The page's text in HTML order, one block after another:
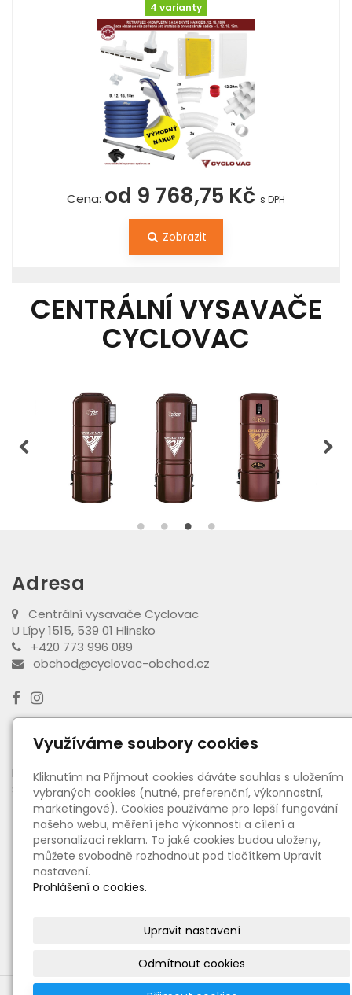
4 varianty
Cena: od 9 768,75 Kč s DPH
Zobrazit
CENTRÁLNÍ VYSAVAČE
CYCLOVAC
Adresa
Centrální vysavače Cyclovac
U Lípy 1515, 539 01 Hlinsko
+420 773 996 089
obchod@cyclovac-obchod.cz
Otevírací doba výdejny
PO - PÁ:08:00 - 16:30
SO:08:00 - 11:00
Informace
● O nás
● Ceny dopravy a platby
● Obchodní podmínky
●
●
Zásady zpracování osobních údajů
Využíváme soubory cookies
Kliknutím na Přijmout cookies dáváte souhlas s uložením
vybraných cookies (nutné, preferenční, výkonnostní,
marketingové). Cookies používáme pro lepší fungování
našeho webu, měření jeho výkonnosti a cílení a
personalizaci reklam. To jaké cookies budou uloženy,
můžete svobodně rozhodnout pod tlačítkem Upravit
nastavení.
Prohlášení o cookies.
Upravit nastavení
Odmítnout cookies